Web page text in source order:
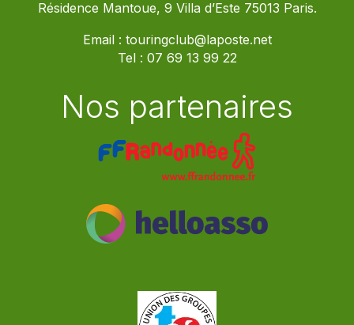
Résidence Mantoue, 9 Villa d’Este 75013 Paris.
Email : touringclub@laposte.net
Tel : 07 69 13 99 22
Nos partenaires